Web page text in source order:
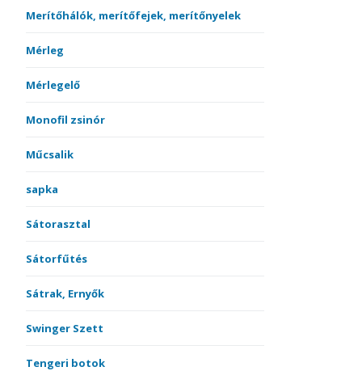
Merítőhálók, merítőfejek, merítőnyelek
Mérleg
Mérlegelő
Monofil zsinór
Műcsalik
sapka
Sátorasztal
Sátorfűtés
Sátrak, Ernyők
Swinger Szett
Tengeri botok